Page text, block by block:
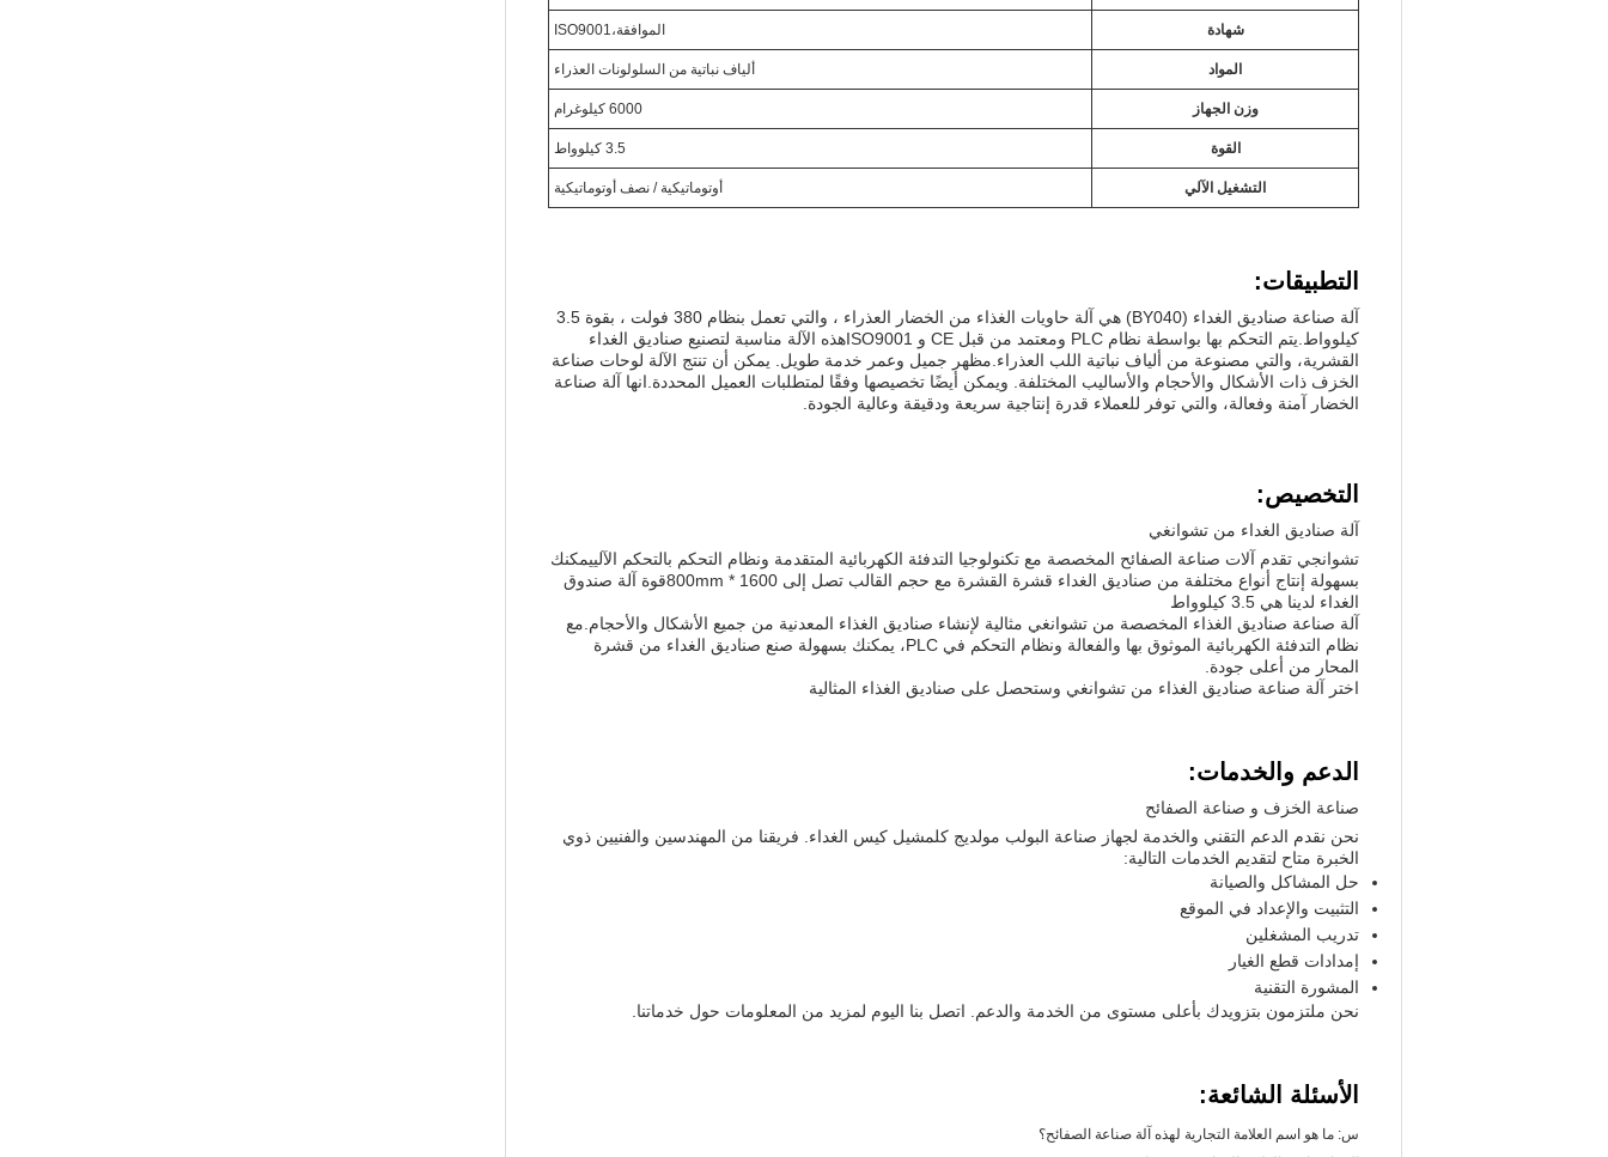
شهادة الموافقة،ISO9001
المواد ألياف نباتية من السلولونات العذراء
وزن الجهاز 6000 كيلوغرام
القوة 3.5 كيلوواط
التشغيل الآلي أوتوماتيكية / نصف أوتوماتيكية
التطبيقات:
آلة صناعة صناديق الغداء (BY040) هي آلة حاويات الغذاء من الخضار العذراء ، والتي تعمل بنظام 380 فولت ، بقوة 3.5
كيلوواط.يتم التحكم بها بواسطة نظام PLC ومعتمد من قبل CE و ISO9001هذه الآلة مناسبة لتصنيع صناديق الغداء
القشرية، والتي مصنوعة من ألياف نباتية اللب العذراء.مظهر جميل وعمر خدمة طويل. يمكن أن تنتج الآلة لوحات صناعة
الخزف ذات الأشكال والأحجام والأساليب المختلفة. ويمكن أيضًا تخصيصها وفقًا لمتطلبات العميل المحددة.انها آلة صناعة
الخضار آمنة وفعالة، والتي توفر للعملاء قدرة إنتاجية سريعة ودقيقة وعالية الجودة.
التخصيص:
آلة صناديق الغداء من تشوانغي
تشوانجي تقدم آلات صناعة الصفائح المخصصة مع تكنولوجيا التدفئة الكهربائية المتقدمة ونظام التحكم بالتحكم الآلييمكنك
بسهولة إنتاج أنواع مختلفة من صناديق الغداء قشرة القشرة مع حجم القالب تصل إلى 1600 * 800mmقوة آلة صندوق
الغداء لدينا هي 3.5 كيلوواط
آلة صناعة صناديق الغذاء المخصصة من تشوانغي مثالية لإنشاء صناديق الغذاء المعدنية من جميع الأشكال والأحجام.مع
نظام التدفئة الكهربائية الموثوق بها والفعالة ونظام التحكم في PLC، يمكنك بسهولة صنع صناديق الغداء من قشرة
المحار من أعلى جودة.
اختر آلة صناعة صناديق الغذاء من تشوانغي وستحصل على صناديق الغذاء المثالية
الدعم والخدمات:
صناعة الخزف و صناعة الصفائح
نحن نقدم الدعم التقني والخدمة لجهاز صناعة البولب مولديج كلمشيل كيس الغداء. فريقنا من المهندسين والفنيين ذوي
الخبرة متاح لتقديم الخدمات التالية:
حل المشاكل والصيانة
التثبيت والإعداد في الموقع
تدريب المشغلين
إمدادات قطع الغيار
المشورة التقنية
نحن ملتزمون بتزويدك بأعلى مستوى من الخدمة والدعم. اتصل بنا اليوم لمزيد من المعلومات حول خدماتنا.
الأسئلة الشائعة:
س: ما هو اسم العلامة التجارية لهذه آلة صناعة الصفائح؟